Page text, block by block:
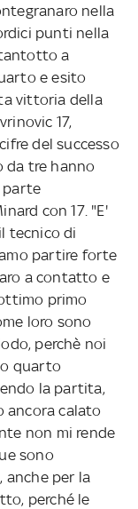
nella
punti nella
a
e esito
vittoria della
17,
del successo
da tre hanno
parte
con 17. "E'
tecnico di
partire forte
a contatto e
primo
loro sono
perchè noi
quarto
la partita,
ancora calato
non mi rende
sono
per la
perché le